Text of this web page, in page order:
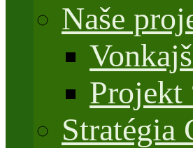
Naše
Projekt
Stratégia